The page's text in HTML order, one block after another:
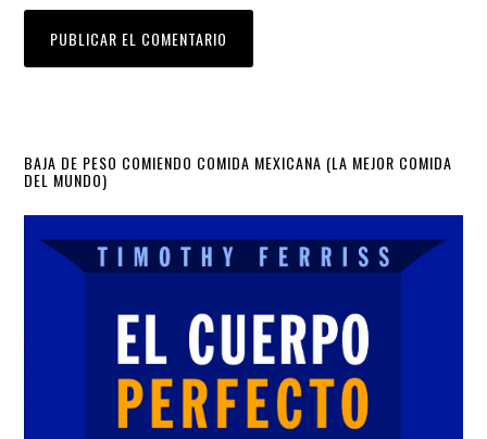
Primary
Sidebar
BAJA DE PESO COMIENDO COMIDA MEXICANA (LA MEJOR COMIDA
DEL MUNDO)